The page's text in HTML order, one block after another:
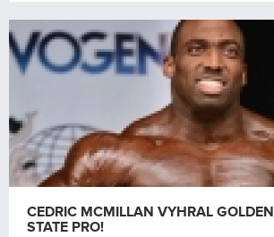
CEDRIC MCMILLAN VYHRAL GOLDEN
STATE PRO!